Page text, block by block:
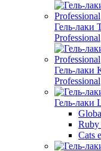
Гель-лаки
Professional
Гель-лаки
Professional
Гель-лаки
Ruby
Cats